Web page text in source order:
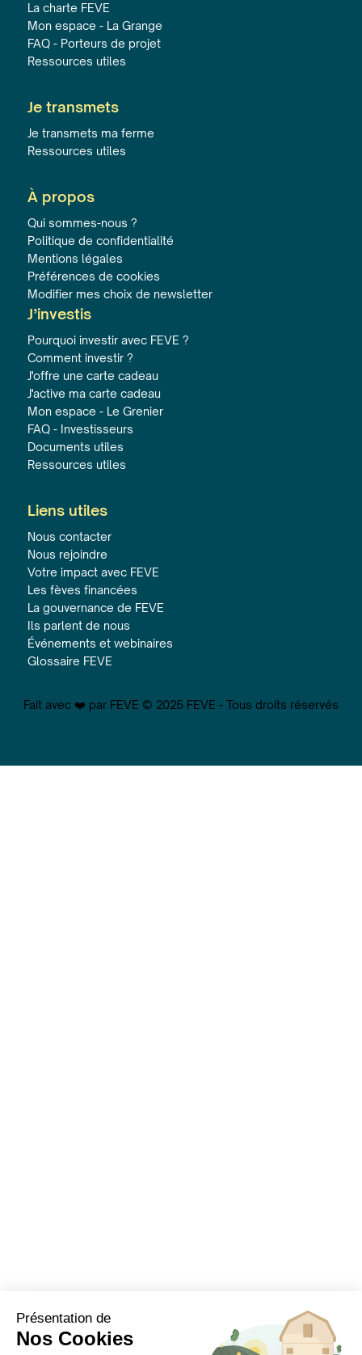
La charte FEVE
Mon espace - La Grange
FAQ - Porteurs de projet
Ressources utiles
Je transmets
Je transmets ma ferme
Ressources utiles
À propos
Qui sommes-nous ?
Politique de confidentialité
Mentions légales
Préférences de cookies
Modifier mes choix de newsletter
J’investis
Pourquoi investir avec FEVE ?
Comment investir ?
J'offre une carte cadeau
J'active ma carte cadeau
Mon espace - Le Grenier
FAQ - Investisseurs
Documents utiles
Ressources utiles
Liens utiles
Nous contacter
Nous rejoindre
Votre impact avec FEVE
Les fèves financées
La gouvernance de FEVE
Ils parlent de nous
Événements et webinaires
Glossaire FEVE
Fait avec ❤️ par FEVE © 2025 FEVE - Tous droits réservés